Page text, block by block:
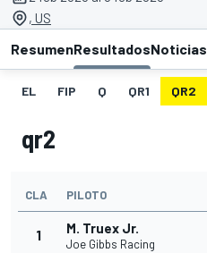
, US
ResumenResultadosNoticias
EL FIP Q QR1 QR2
qr2
CLA PILOTO
1 M. Truex Jr.
Joe Gibbs Racing